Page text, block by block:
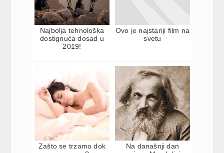
Najbolja tehnološka
dostignuća dosad u
2019!
Ovo je najstariji film na
svetu
Zašto se trzamo dok
Na današnji dan